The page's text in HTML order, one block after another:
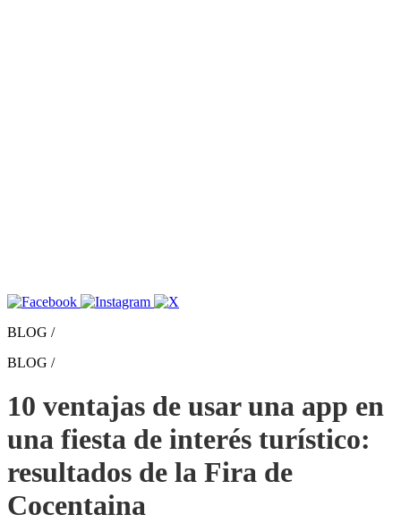
BLOG /
BLOG /
10 ventajas de usar una app en
una fiesta de interés turístico:
resultados de la Fira de
Cocentaina